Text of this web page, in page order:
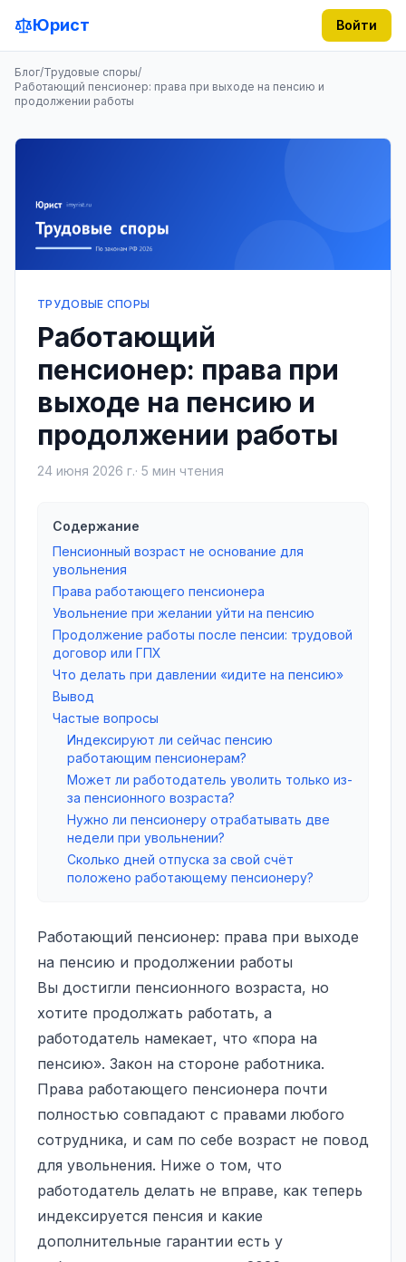
Юрист Войти
Блог/Трудовые споры/
Работающий пенсионер: права при выходе на пенсию и
продолжении работы
ТРУДОВЫЕ СПОРЫ
Работающий
пенсионер: права при
выходе на пенсию и
продолжении работы
24 июня 2026 г.· 5 мин чтения
Содержание
Пенсионный возраст не основание для
увольнения
Права работающего пенсионера
Увольнение при желании уйти на пенсию
Продолжение работы после пенсии: трудовой
договор или ГПХ
Что делать при давлении «идите на пенсию»
Вывод
Частые вопросы
Индексируют ли сейчас пенсию
работающим пенсионерам?
Может ли работодатель уволить только из-
за пенсионного возраста?
Нужно ли пенсионеру отрабатывать две
недели при увольнении?
Сколько дней отпуска за свой счёт
положено работающему пенсионеру?
Работающий пенсионер: права при выходе
на пенсию и продолжении работы
Вы достигли пенсионного возраста, но
хотите продолжать работать, а
работодатель намекает, что «пора на
пенсию». Закон на стороне работника.
Права работающего пенсионера почти
полностью совпадают с правами любого
сотрудника, и сам по себе возраст не повод
для увольнения. Ниже о том, что
работодатель делать не вправе, как теперь
индексируется пенсия и какие
дополнительные гарантии есть у